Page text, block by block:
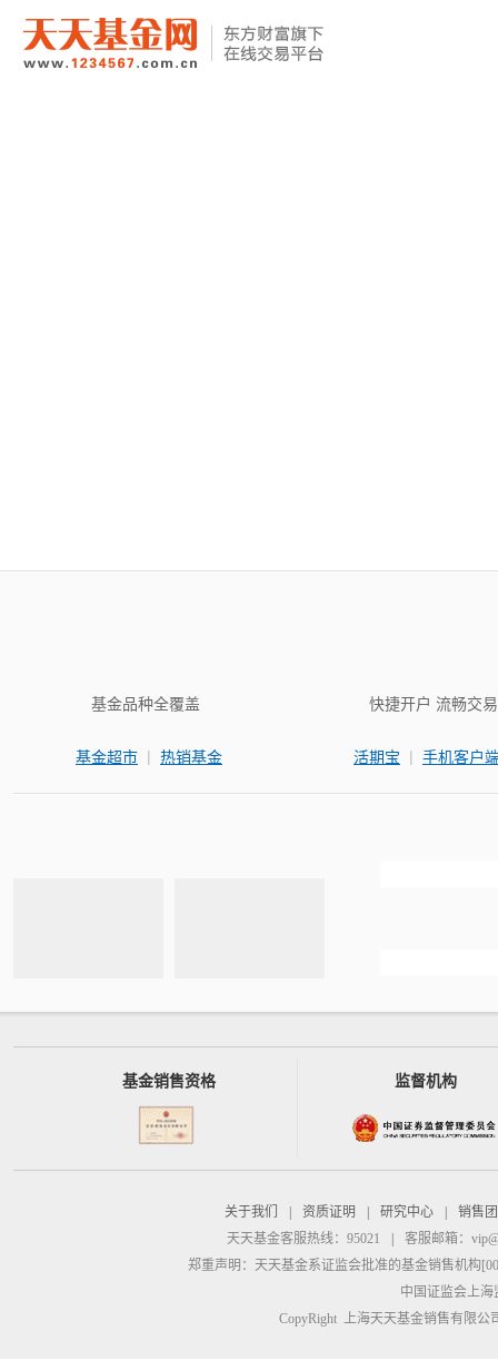
基金品种全覆盖
基金超市 | 热销基金
快捷开户 流畅交易
活期宝 | 手机客户
基金销售资格 监督机构
关于我们 资质证明 研究中心
销售
天天基金客服热线：95021
客服邮箱：
郑重声明： 天天基金系证监会批准的基金销售机构
中国证监会上
CopyRight 上海天天基金销售有限